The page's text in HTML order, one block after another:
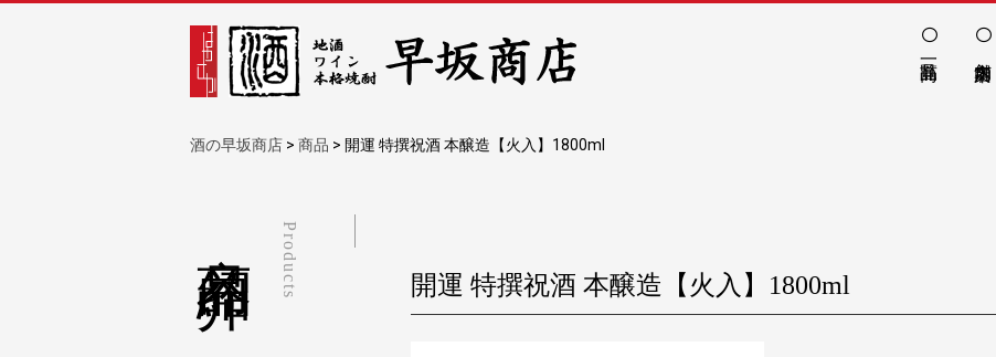
酒の早坂商店 > 商品 > 開運 特撰祝酒 本醸造【火入】1800ml
Products 開運 特撰祝酒 本醸造【火入】1800ml